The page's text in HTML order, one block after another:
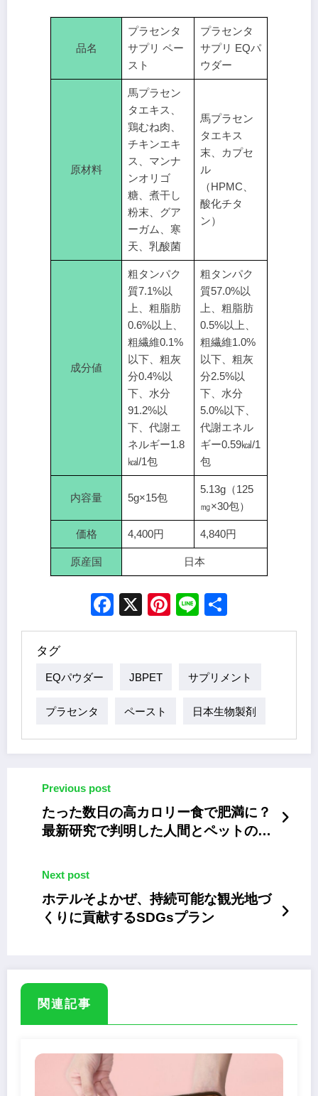
品名
プラセンタ
サプリ ペー
スト
プラセンタ
サプリ EQパ
ウダー
原材料
馬プラセン
タエキス、
鶏むね肉、
チキンエキ
ス、マンナ
ンオリゴ
糖、煮干し
粉末、グア
ーガム、寒
天、乳酸菌
馬プラセン
タエキス
末、カプセ
ル
（HPMC、
酸化チタ
ン）
成分値
粗タンパク
質7.1%以
上、粗脂肪
0.6%以上、
粗繊維0.1%
以下、粗灰
分0.4%以
下、水分
91.2%以
下、代謝エ
ネルギー1.8
㎉/1包
粗タンパク
質57.0%以
上、粗脂肪
0.5%以上、
粗繊維1.0%
以下、粗灰
分2.5%以
下、水分
5.0%以下、
代謝エネル
ギー0.59㎉/1
包
内容量 5g×15包
5.13g（125
㎎×30包）
価格 4,400円 4,840円
原産国 日本
Facebook
X Pinterest
Line
タグ
EQパウダー JBPET サプリメント
プラセンタ ペースト 日本生物製剤
Previous post
たった数日の高カロリー食で肥満に？
最新研究で判明した人間とペットの健
Next post
ホテルそよかぜ、持続可能な観光地づ
くりに貢献するSDGsプラン
関連記事